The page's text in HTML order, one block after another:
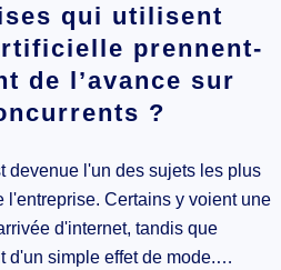
qui utilisent
prennent-
de l’avance sur
?
devenue l'un des sujets les plus
l'entreprise. Certains y voient une
d'internet, tandis que
d'un simple effet de mode.…